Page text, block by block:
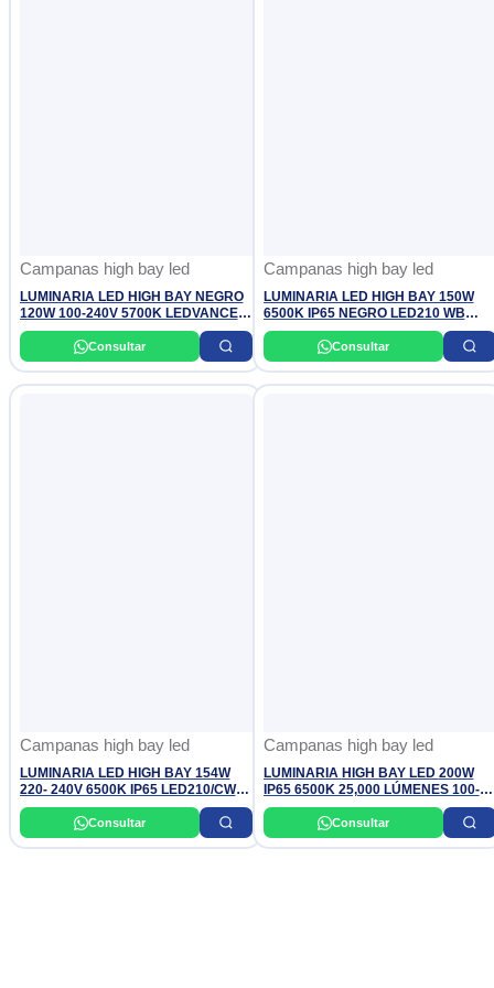
Campanas high bay led
LUMINARIA LED HIGH BAY NEGRO
120W 100-240V 5700K LEDVANCE
OSRAM
Consultar
Campanas high bay led
LUMINARIA LED HIGH BAY 150W
6500K IP65 NEGRO LED210 WB
BY320P G2 PHILIPS
Consultar
Campanas high bay led
LUMINARIA LED HIGH BAY 154W
220- 240V 6500K IP65 LED210/CW
BY518P G2 PHILIPS
Consultar
Campanas high bay led
LUMINARIA HIGH BAY LED 200W
IP65 6500K 25,000 LÚMENES 100-
265V 50-60HZ DONILUX
Consultar